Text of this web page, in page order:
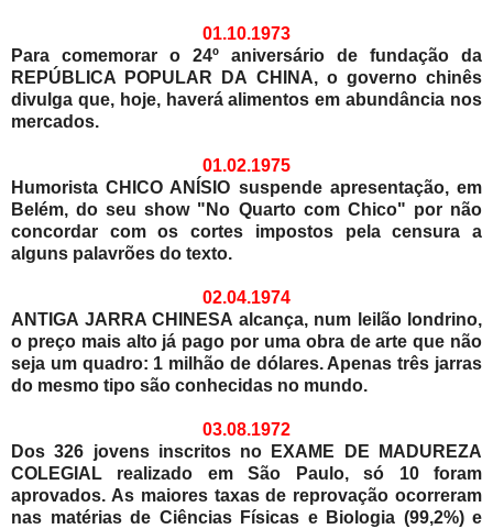
01.10.1973
Para comemorar o 24º aniversário de fundação da
REPÚBLICA POPULAR DA CHINA, o governo chinês
divulga que, hoje, haverá alimentos em abundância nos
mercados.
01.02.1975
Humorista CHICO ANÍSIO suspende apresentação, em
Belém, do seu show "No Quarto com Chico" por não
concordar com os cortes impostos pela censura a
alguns palavrões do texto.
02.04.1974
ANTIGA JARRA CHINESA alcança, num leilão londrino,
o preço mais alto já pago por uma obra de arte que não
seja um quadro: 1 milhão de dólares. Apenas três jarras
do mesmo tipo são conhecidas no mundo.
03.08.1972
Dos 326 jovens inscritos no EXAME DE MADUREZA
COLEGIAL realizado em São Paulo, só 10 foram
aprovados. As maiores taxas de reprovação ocorreram
nas matérias de Ciências Físicas e Biologia (99,2%) e